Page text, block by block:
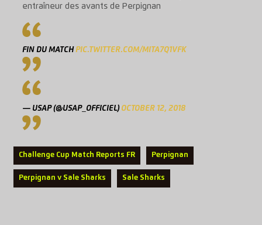
entraîneur des avants de Perpignan
FIN DU MATCHPIC.TWITTER.COM/MITA7Q1VFK
— USAP (@USAP_OFFICIEL) OCTOBER 12, 2018
Challenge Cup Match Reports FR Perpignan
Perpignan v Sale Sharks Sale Sharks